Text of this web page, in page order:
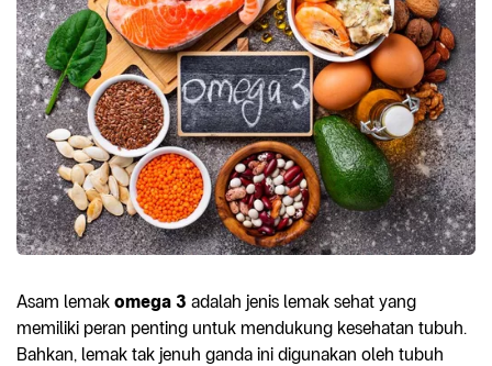
Asam lemak omega 3 adalah jenis lemak sehat yang
memiliki peran penting untuk mendukung kesehatan tubuh.
Bahkan, lemak tak jenuh ganda ini digunakan oleh tubuh